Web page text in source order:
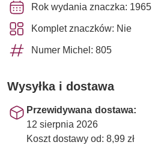
Rok wydania znaczka: 1965
Komplet znaczków: Nie
Numer Michel: 805
Wysyłka i dostawa
Przewidywana dostawa:
12 sierpnia 2026
Koszt dostawy od: 8,99 zł